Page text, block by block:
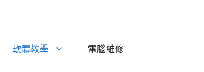
軟體教學 電腦維修